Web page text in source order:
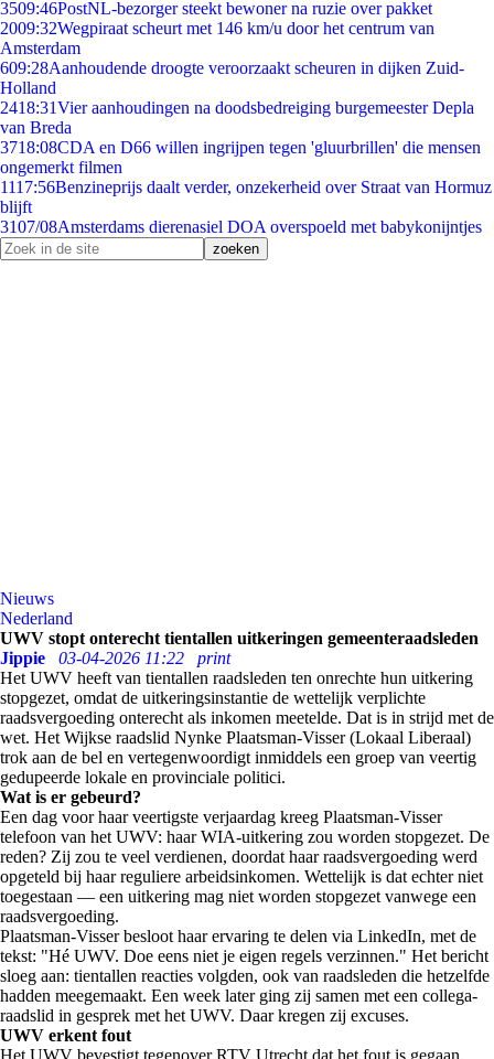
3509:46PostNL-bezorger steekt bewoner na ruzie over pakket
2009:32Wegpiraat scheurt met 146 km/u door het centrum van
Amsterdam
609:28Aanhoudende droogte veroorzaakt scheuren in dijken Zuid-
Holland
2418:31Vier aanhoudingen na doodsbedreiging burgemeester Depla
van Breda
3718:08CDA en D66 willen ingrijpen tegen 'gluurbrillen' die mensen
ongemerkt filmen
1117:56Benzineprijs daalt verder, onzekerheid over Straat van Hormuz
blijft
3107/08Amsterdams dierenasiel DOA overspoeld met babykonijntjes
Nieuws
Nederland
UWV stopt onterecht tientallen uitkeringen gemeenteraadsleden
Jippie
03-04-2026 11:22
print
Het UWV heeft van tientallen raadsleden ten onrechte hun uitkering
stopgezet, omdat de uitkeringsinstantie de wettelijk verplichte
raadsvergoeding onterecht als inkomen meetelde. Dat is in strijd met de
wet. Het Wijkse raadslid Nynke Plaatsman-Visser (Lokaal Liberaal)
trok aan de bel en vertegenwoordigt inmiddels een groep van veertig
gedupeerde lokale en provinciale politici.
Wat is er gebeurd?
Een dag voor haar veertigste verjaardag kreeg Plaatsman-Visser
telefoon van het UWV: haar WIA-uitkering zou worden stopgezet. De
reden? Zij zou te veel verdienen, doordat haar raadsvergoeding werd
opgeteld bij haar reguliere arbeidsinkomen. Wettelijk is dat echter niet
toegestaan — een uitkering mag niet worden stopgezet vanwege een
raadsvergoeding.
Plaatsman-Visser besloot haar ervaring te delen via LinkedIn, met de
tekst: "Hé UWV. Doe eens niet je eigen regels verzinnen." Het bericht
sloeg aan: tientallen reacties volgden, ook van raadsleden die hetzelfde
hadden meegemaakt. Een week later ging zij samen met een collega-
raadslid in gesprek met het UWV. Daar kregen zij excuses.
UWV erkent fout
Het UWV bevestigt tegenover RTV Utrecht dat het fout is gegaan.